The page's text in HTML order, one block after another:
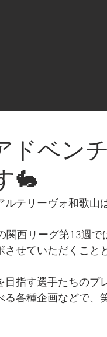
ドベン
🐇
テリーヴォ和歌山
西リーグ第13週で
せていただくこと
指す選手たちのプ
各種企画などで、